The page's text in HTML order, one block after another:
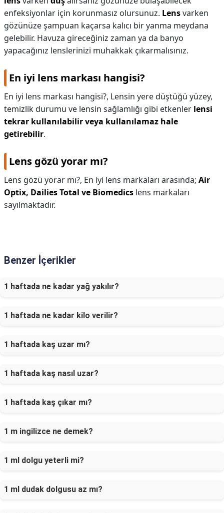
enfeksiyonlar için korunmasız olursunuz. Lensvarken
gözünüze şampuan kaçarsa kalıcı bir yanma meydana
gelebilir. Havuza gireceğiniz zaman ya da banyo
yapacağınız lenslerinizi muhakkak çıkarmalısınız.
En iyi lens markası hangisi?
En iyi lens markası hangisi?, Lensin yere düştüğü yüzey,
temizlik durumu ve lensin sağlamlığı gibi etkenler lensi
tekrar kullanılabilir veya kullanılamaz hale
getirebilir.
Lens gözü yorar mı?
Lens gözü yorar mı?, En iyi lens markaları arasında; Air
Optix, Dailies Total ve Biomedics lens markaları
sayılmaktadır.
Benzer İçerikler
1 haftada ne kadar yağ yakılır?
1 haftada ne kadar kilo verilir?
1 haftada kaş uzar mı?
1 haftada kaş nasıl uzar?
1 haftada kaş çıkar mı?
1 m ingilizce ne demek?
1 ml dolgu yeterli mi?
1 ml dudak dolgusu az mı?